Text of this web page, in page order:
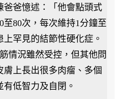
爸爸憶述：「他會點頭式
80次，每次維持1分鐘至
罕見的結節性硬化症。
情況雖然受控，但其他問
上長出很多肉瘤、多個
低智力及自閉。